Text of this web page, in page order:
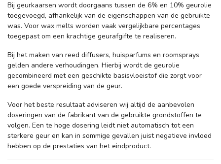
Bij geurkaarsen wordt doorgaans tussen de 6% en 10% geurolie
toegevoegd, afhankelijk van de eigenschappen van de gebruikte
was. Voor wax melts worden vaak vergelijkbare percentages
toegepast om een krachtige geurafgifte te realiseren.
Bij het maken van reed diffusers, huisparfums en roomsprays
gelden andere verhoudingen. Hierbij wordt de geurolie
gecombineerd met een geschikte basisvloeistof die zorgt voor
een goede verspreiding van de geur.
Voor het beste resultaat adviseren wij altijd de aanbevolen
doseringen van de fabrikant van de gebruikte grondstoffen te
volgen. Een te hoge dosering leidt niet automatisch tot een
sterkere geur en kan in sommige gevallen juist negatieve invloed
hebben op de prestaties van het eindproduct.